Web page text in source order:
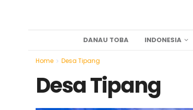
DANAU TOBA INDONESIA
Home Desa Tipang
Desa Tipang